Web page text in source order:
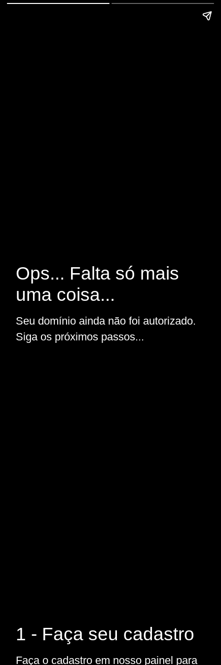
Ops... Falta só mais
uma coisa...
Seu domínio ainda não foi autorizado.
Siga os próximos passos...
1 - Faça seu cadastro
Faça o cadastro em nosso painel para